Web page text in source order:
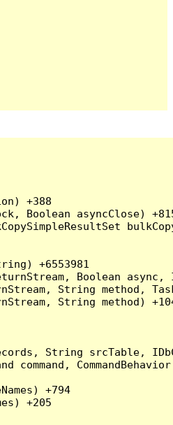
+388
Boolean asyncClose)
+6553981
Boolean
String method,
String method)
String srcTable,
command,
+794
+205